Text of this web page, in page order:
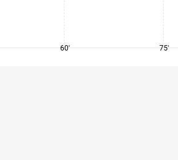
60' 75'